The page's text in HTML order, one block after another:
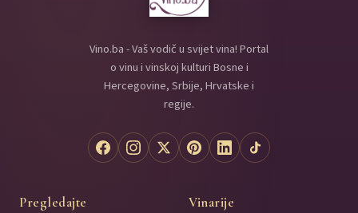
Vino.ba - Vaš vodič u svijet vina! Portal
o vinu i vinskoj kulturi Bosne i
Hercegovine, Srbije, Hrvatske i
regije.
Pregledajte Vinarije